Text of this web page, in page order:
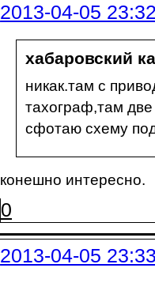
2013-04-05
хабаровский
никак.там с
тахограф,там
сфотаю схему
конешно интересно.
0
2013-04-05